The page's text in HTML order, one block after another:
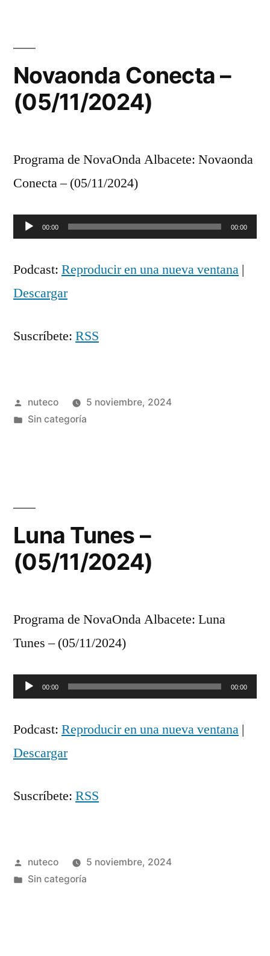
Novaonda Conecta –
(05/11/2024)
Programa de NovaOnda Albacete: Novaonda
Conecta – (05/11/2024)
Reproductor
audio
00:00 00:00
Podcast: Reproducir en una nueva ventana |
Descargar
Suscríbete: RSS
Publicada
por
nuteco
5 noviembre, 2024
Publicada
Sin categoría
Luna Tunes –
(05/11/2024)
Programa de NovaOnda Albacete: Luna
Tunes – (05/11/2024)
Reproductor
audio
00:00 00:00
Podcast: Reproducir en una nueva ventana |
Descargar
Suscríbete: RSS
Publicada
por
nuteco
5 noviembre, 2024
Publicada
Sin categoría